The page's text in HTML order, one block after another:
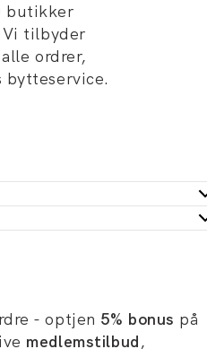
butikker
tilbyder
ordrer,
bytteservice.
- optjen 5% bonus på
medlemstilbud,